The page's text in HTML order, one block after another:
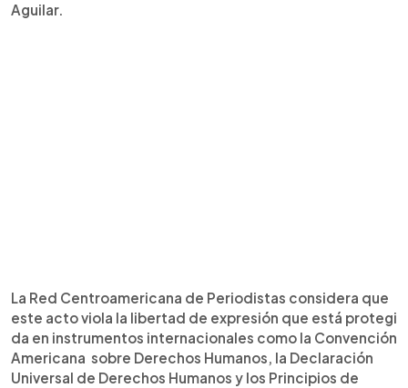
Aguilar.
La Red Centroamericana de Periodistas considera que
este acto viola la libertad de expresión que está protegi
da en instrumentos internacionales como la Convención
Americana sobre Derechos Humanos, la Declaración
Universal de Derechos Humanos y los Principios de